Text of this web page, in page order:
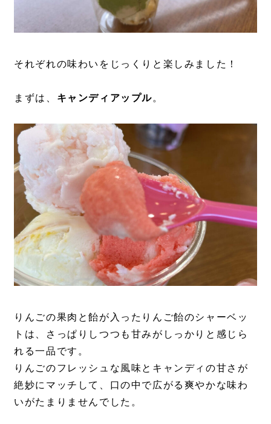
それぞれの味わいをじっくりと楽しみました！
まずは、 キャンディアップル。
りんごの果肉と飴が入ったりんご飴のシャーベッ
トは、さっぱりしつつも甘みがしっかりと感じら
れる一品です。
りんごのフレッシュな風味とキャンディの甘さが
絶妙にマッチして、口の中で広がる爽やかな味わ
いがたまりませんでした。